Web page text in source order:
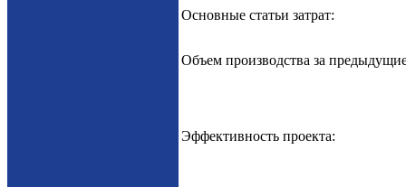
Основные статьи затрат:
Объем производства за
Эффективность проекта: